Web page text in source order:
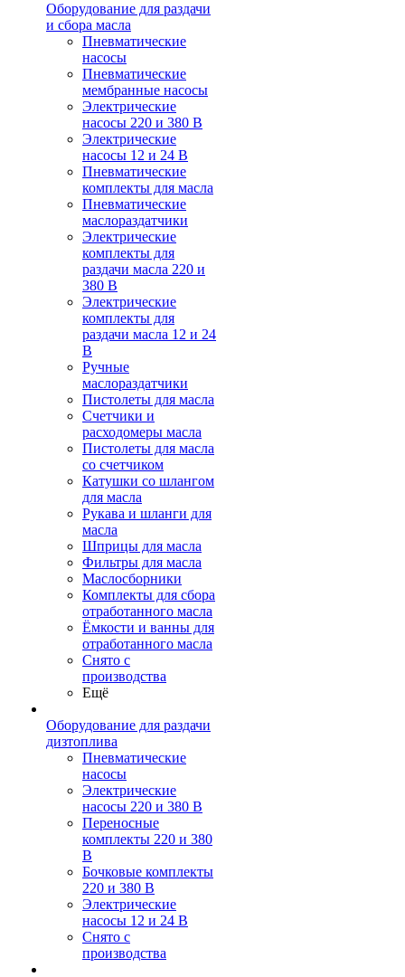
Оборудование для раздачи
и сбора масла
Пневматические
насосы
Пневматические
мембранные насосы
Электрические
насосы 220 и 380 В
Электрические
насосы 12 и 24 В
Пневматические
комплекты для масла
Пневматические
маслораздатчики
Электрические
комплекты для
раздачи масла 220 и
380 В
Электрические
комплекты для
раздачи масла 12 и 24
В
Ручные
маслораздатчики
Пистолеты для масла
Счетчики и
расходомеры масла
Пистолеты для масла
со счетчиком
Катушки со шлангом
для масла
Рукава и шланги для
масла
Шприцы для масла
Фильтры для масла
Маслосборники
Комплекты для сбора
отработанного масла
Ёмкости и ванны для
отработанного масла
Снято с
производства
Ещё
Оборудование для раздачи
дизтоплива
Пневматические
насосы
Электрические
насосы 220 и 380 В
Переносные
комплекты 220 и 380
В
Бочковые комплекты
220 и 380 В
Электрические
насосы 12 и 24 В
Снято с
производства